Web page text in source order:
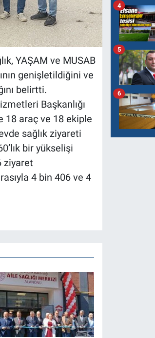
YAŞAM ve MUSAB
genişletildiğini ve
belirtti.
Başkanlığı
18 araç ve 18 ekiple
sağlık ziyareti
bir yükselişi
ziyaret
4 bin 406 ve 4
4
5
6